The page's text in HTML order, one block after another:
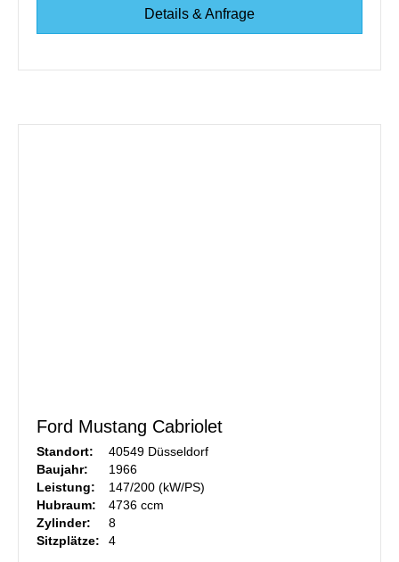
Details & Anfrage
Ford Mustang Cabriolet
Standort:
40549 Düsseldorf
Baujahr:
1966
Leistung:
147/200 (kW/PS)
Hubraum:
4736 ccm
Zylinder:
8
Sitzplätze:
4